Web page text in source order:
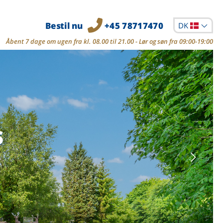
Bestil nu +45 78717470 DK
Åbent 7 dage om ugen fra kl. 08.00 til 21.00 - Lør og søn fra 09:00-19:00